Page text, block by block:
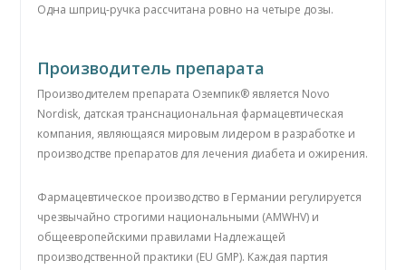
Одна шприц-ручка рассчитана ровно на четыре дозы.
Производитель препарата
Производителем препарата Оземпик® является Novo
Nordisk, датская транснациональная фармацевтическая
компания, являющаяся мировым лидером в разработке и
производстве препаратов для лечения диабета и ожирения.
Фармацевтическое производство в Германии регулируется
чрезвычайно строгими национальными (AMWHV) и
общеевропейскими правилами Надлежащей
производственной практики (EU GMP). Каждая партия